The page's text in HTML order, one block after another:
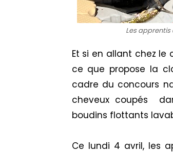
Les apprentis
Et si en allant chez
ce que propose la
cadre du concours
cheveux coupés
boudins flottants
Ce lundi 4 avril, les